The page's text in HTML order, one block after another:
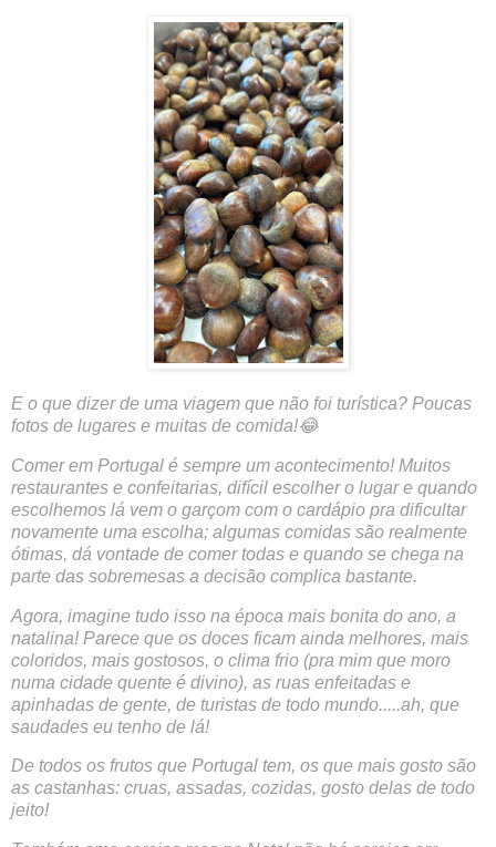
E o que dizer de uma viagem que não foi turística? Poucas
fotos de lugares e muitas de comida!😂
Comer em Portugal é sempre um acontecimento! Muitos
restaurantes e confeitarias, difícil escolher o lugar e quando
escolhemos lá vem o garçom com o cardápio pra dificultar
novamente uma escolha; algumas comidas são realmente
ótimas, dá vontade de comer todas e quando se chega na
parte das sobremesas a decisão complica bastante.
Agora, imagine tudo isso na época mais bonita do ano, a
natalina! Parece que os doces ficam ainda melhores, mais
coloridos, mais gostosos, o clima frio (pra mim que moro
numa cidade quente é divino), as ruas enfeitadas e
apinhadas de gente, de turistas de todo mundo.....ah, que
saudades eu tenho de lá!
De todos os frutos que Portugal tem, os que mais gosto são
as castanhas: cruas, assadas, cozidas, gosto delas de todo
jeito!